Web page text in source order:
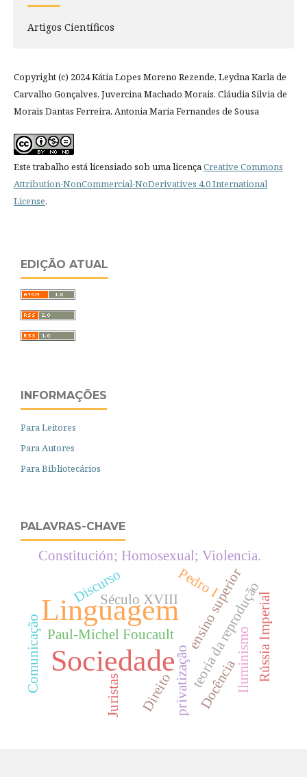
Artigos Científicos
Copyright (c) 2024 Kátia Lopes Moreno Rezende, Leydna Karla de
Carvalho Gonçalves, Juvercina Machado Morais, Cláudia Silvia de
Morais Dantas Ferreira, Antonia Maria Fernandes de Sousa
Este trabalho está licensiado sob uma licençaCreative Commons
Attribution-NonCommercial-NoDerivatives 4.0 International
License.
EDIÇÃO ATUAL
INFORMAÇÕES
Para Leitores
Para Autores
Para Bibliotecários
PALAVRAS-CHAVE
Sociedade
Linguagem
Paul-Michel Foucault
Discurso
privatizaçãoteoria da reprodução
ensino superior
Docência
Século XVIII Rússia Imperial
Pedro I
Iluminismo
Constitución; Homosexual; Violencia.
Direito
Juristas
Comunicação